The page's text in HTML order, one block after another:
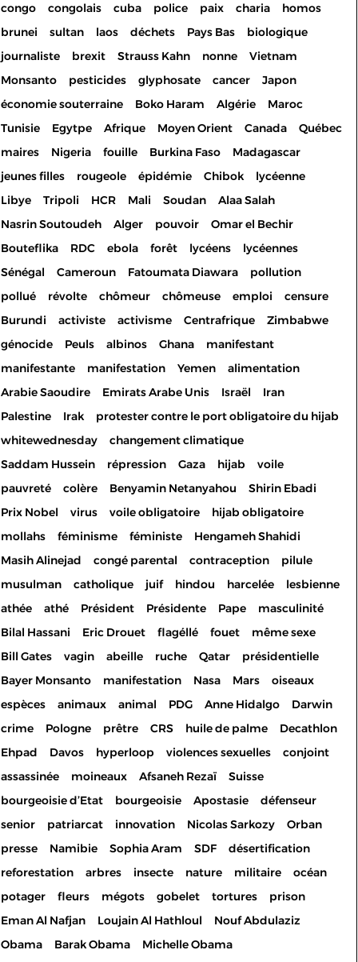
congo
congolais cuba police paix charia
homos
brunei
sultan laos déchets Pays Bas
biologique
journaliste
brexit Strauss Kahn nonne
Vietnam
Monsanto
pesticides glyphosate cancer
Japon
économie souterraine
Boko Haram Algérie
Maroc
Tunisie
Egytpe Afrique Moyen Orient Canada
Québec
maires
Nigeria fouille Burkina Faso
Madagascar
jeunes filles
rougeole épidémie Chibok
lycéenne
Libye
Tripoli HCR Mali Soudan
Alaa Salah
Nasrin Soutoudeh
Alger pouvoir
Omar el Bechir
Bouteflika
RDC ebola forêt lycéens
lycéennes
Sénégal
Cameroun Fatoumata Diawara
pollution
pollué
révolte chômeur chômeuse emploi
censure
Burundi
activiste activisme Centrafrique
Zimbabwe
génocide
Peuls albinos Ghana
manifestant
manifestante
manifestation Yemen
alimentation
Arabie Saoudire
Emirats Arabe Unis Israël
Iran
Palestine
Irak
protester contre le port obligatoire du hijab
whitewednesday
changement climatique
Saddam Hussein
répression Gaza hijab
voile
pauvreté
colère Benyamin Netanyahou
Shirin Ebadi
Prix Nobel
virus voile obligatoire
hijab obligatoire
mollahs
féminisme féministe
Hengameh Shahidi
Masih Alinejad
congé parental contraception
pilule
musulman
catholique juif hindou harcelée
lesbienne
athée
athé Président Présidente Pape
masculinité
Bilal Hassani
Eric Drouet flagéllé fouet
même sexe
Bill Gates
vagin abeille ruche Qatar
présidentielle
Bayer Monsanto
manifestation Nasa Mars
oiseaux
espèces
animaux animal PDG Anne Hidalgo
Darwin
crime
Pologne prêtre CRS huile de palme
Decathlon
Ehpad
Davos hyperloop violences sexuelles
conjoint
assassinée
moineaux Afsaneh Rezaï
Suisse
bourgeoisie d’Etat
bourgeoisie Apostasie
défenseur
senior
patriarcat innovation Nicolas Sarkozy
Orban
presse
Namibie Sophia Aram SDF
désertification
reforestation
arbres insecte nature militaire
océan
potager
fleurs mégots gobelet tortures
prison
Eman Al Nafjan
Loujain Al Hathloul
Nouf Abdulaziz
Obama
Barak Obama
Michelle Obama
Les cookies permettent le